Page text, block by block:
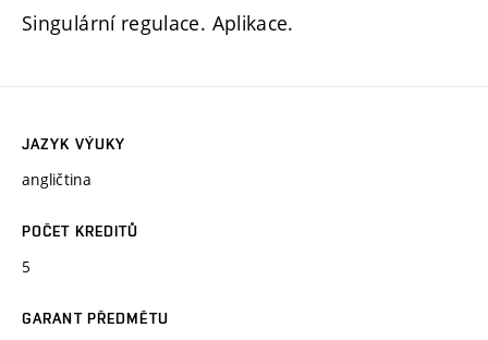
Singulární regulace. Aplikace.
JAZYK VÝUKY
angličtina
POČET KREDITŮ
5
GARANT PŘEDMĚTU